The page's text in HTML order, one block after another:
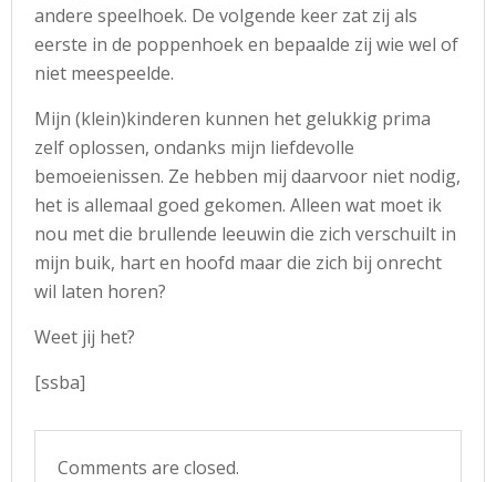
andere speelhoek. De volgende keer zat zij als
eerste in de poppenhoek en bepaalde zij wie wel of
niet meespeelde.
Mijn (klein)kinderen kunnen het gelukkig prima
zelf oplossen, ondanks mijn liefdevolle
bemoeienissen. Ze hebben mij daarvoor niet nodig,
het is allemaal goed gekomen. Alleen wat moet ik
nou met die brullende leeuwin die zich verschuilt in
mijn buik, hart en hoofd maar die zich bij onrecht
wil laten horen?
Weet jij het?
[ssba]
Comments are closed.